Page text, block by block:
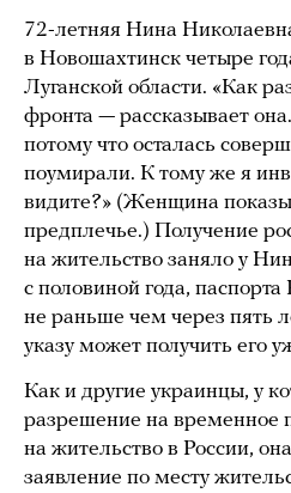
72-летняя Нина
в Новошахтинск четыре
Луганской области. «Как
фронта — рассказывает
потому что осталась
поумирали. К тому же я
видите?» (Женщина
предплечье.) Получение
на жительство заняло у
с половиной года,
не раньше чем через пять
указу может получить его
Как и другие украинцы, у
разрешение на временное
на жительство в России,
заявление по месту